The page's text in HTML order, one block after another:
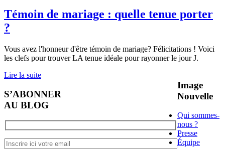
Témoin de mariage : quelle tenue porter
?
Vous avez l'honneur d'être témoin de mariage? Félicitations ! Voici
les clefs pour trouver LA tenue idéale pour rayonner le jour J.
Lire la suite
S’ABONNER
AU BLOG
Image
Nouvelle
Qui sommes-
nous ?
Presse
Équipe